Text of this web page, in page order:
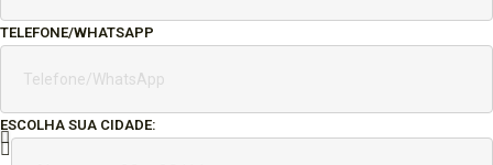
TELEFONE/WHATSAPP
ESCOLHA SUA CIDADE: